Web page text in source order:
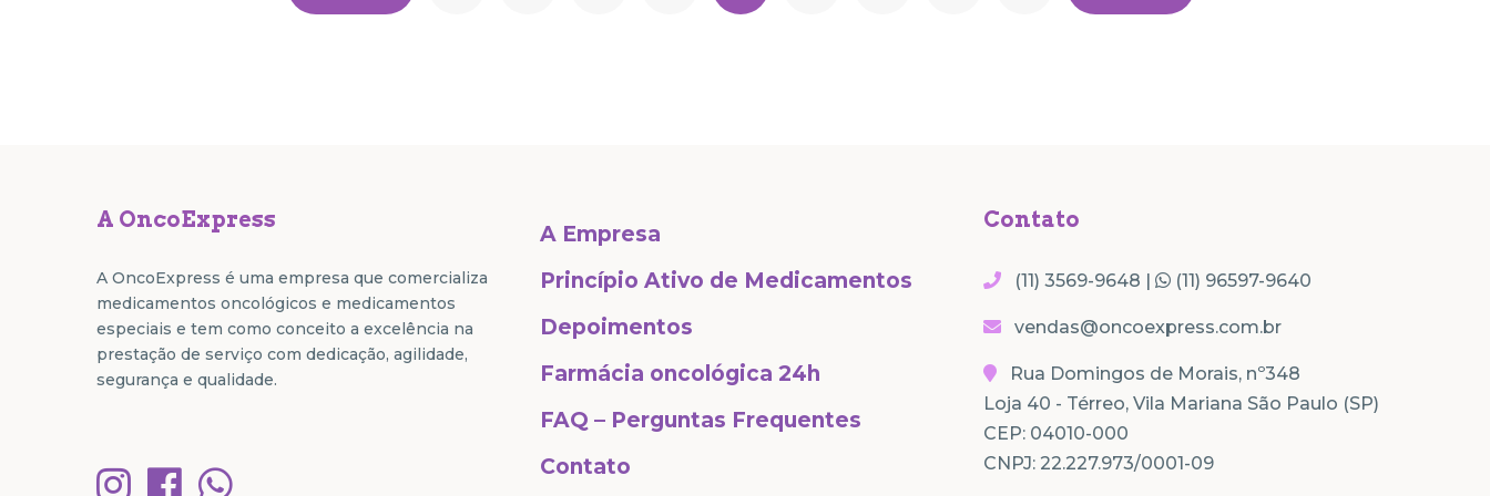
A OncoExpress
A OncoExpress é uma empresa que comercializa
medicamentos oncológicos e medicamentos
especiais e tem como conceito a excelência na
prestação de serviço com dedicação, agilidade,
segurança e qualidade.
A Empresa
Princípio Ativo de Medicamentos
Depoimentos
Farmácia oncológica 24h
FAQ – Perguntas Frequentes
Contato
Contato
(11) 3569-9648 | (11) 96597-9640
vendas@oncoexpress.com.br
Rua Domingos de Morais, nº348
Loja 40 - Térreo, Vila Mariana São Paulo (SP)
CEP: 04010-000
CNPJ: 22.227.973/0001-09